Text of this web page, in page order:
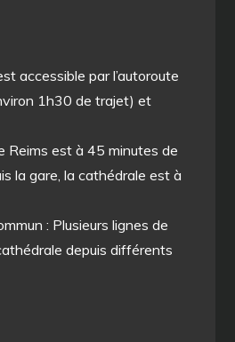
accessible par l’autoroute
1h30 de trajet) et
Reims est à 45 minutes de
la gare, la cathédrale est à
: Plusieurs lignes de
depuis différents